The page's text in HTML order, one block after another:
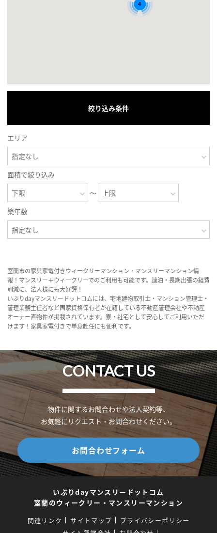
絞り込み条件
エリア
面積で絞り込み
～
築年数
4
室蘭市の家具家電付きウィークリーマンション・マンスリーマンション情
報！マンスリー＋ウィークリーでのご利用も可能です。連泊・長期出張の経費
削減に、法人様にも大好評！
いぶりdayマンスリードットコムには、宅地建物取引士・マンション管理士・
管理業務主任者など国家資格保有者が在籍している不動産管理会社や不動産
オーナー直物件が掲載されています。寮・社宅として安心してご利用いただ
けます！家具家電付きで単身赴任にも便利です。
CONTACT US
物件に関するお問合わせや法人契約等、
お気軽にリクエスト・お問合わせください。
お問合わせフォーム
いぶりdayマンスリードットコム
室蘭のウィークリー・マンスリーマンション
関連リンク サイトマップ
プライバシーポリシー